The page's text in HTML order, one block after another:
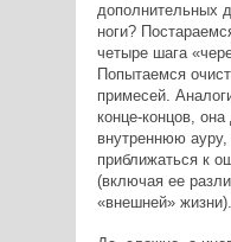
дополнительных
ноги?
четыре шага
Попытаемся
примесей.
конце-концов,
внутреннюю
приближаться к
(включая ее
«внешней» жизни).